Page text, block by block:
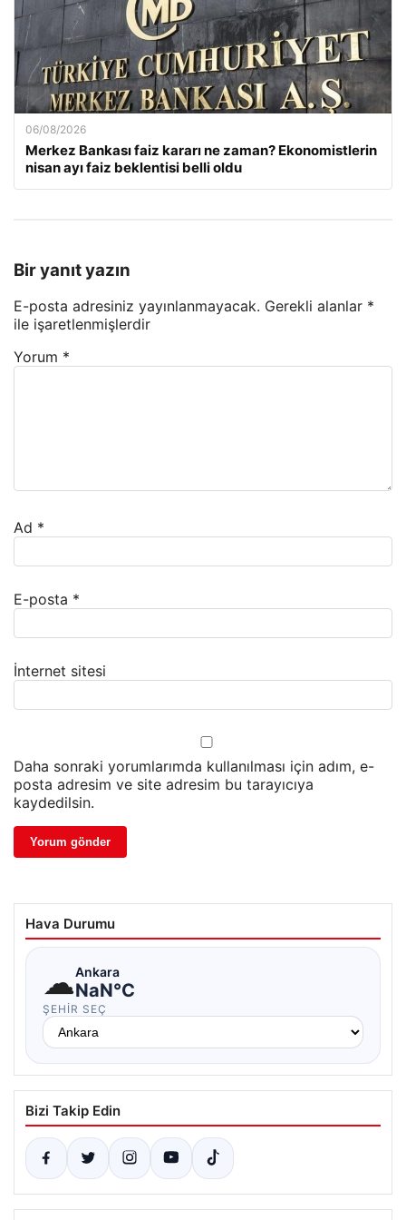
06/08/2026
Merkez Bankası faiz kararı ne zaman? Ekonomistlerin
nisan ayı faiz beklentisi belli oldu
Bir yanıt yazın
E-posta adresiniz yayınlanmayacak. Gerekli alanlar *
ile işaretlenmişlerdir
Yorum *
Ad *
E-posta *
İnternet sitesi
Daha sonraki yorumlarımda kullanılması için adım, e-
posta adresim ve site adresim bu tarayıcıya
kaydedilsin.
Hava Durumu
☁Ankara
NaN°C
ŞEHIR SEÇ
Bizi Takip Edin